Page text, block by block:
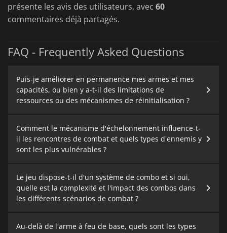
présente les avis des utilisateurs, avec 60
commentaires déjà partagés.
FAQ - Frequently Asked Questions
Puis-je améliorer en permanence mes armes et mes
capacités, ou bien y a-t-il des limitations de
ressources ou des mécanismes de réinitialisation ?
Comment le mécanisme d'échelonnement influence-t-
il les rencontres de combat et quels types d'ennemis y
sont les plus vulnérables ?
Le jeu dispose-t-il d'un système de combo et si oui,
quelle est la complexité et l'impact des combos dans
les différents scénarios de combat ?
Au-delà de l'arme à feu de base, quels sont les types